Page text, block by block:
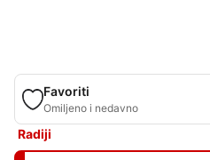
Favoriti
Omiljeno i nedavno
Radiji